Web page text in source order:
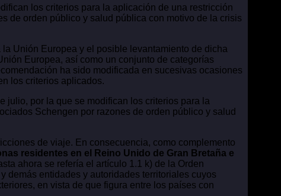
los criterios para la aplicación de una restricción
de orden público y salud pública con motivo de la crisis
Unión Europea y el posible levantamiento de dicha
Europea, así como un conjunto de categorías
ha sido modificada en sucesivas ocasiones
los criterios aplicados.
julio, por la que se modifican los criterios para la
Schengen por razones de orden público y salud
de viaje. En consecuencia, como complemento
residentes en el Reino Unido de Gran Bretaña e
ahora se refería el artículo 1.1 k) de la Orden
demás entidades y autoridades territoriales cuyos
en vista de que figura entre los países con